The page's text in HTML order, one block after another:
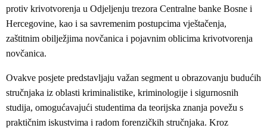
protiv krivotvorenja u Odjeljenju trezora Centralne banke Bosne i
Hercegovine, kao i sa savremenim postupcima vještačenja,
zaštitnim obilježjima novčanica i pojavnim oblicima krivotvorenja
novčanica.
Ovakve posjete predstavljaju važan segment u obrazovanju budućih
stručnjaka iz oblasti kriminalistike, kriminologije i sigurnosnih
studija, omogućavajući studentima da teorijska znanja povežu s
praktičnim iskustvima i radom forenzičkih stručnjaka. Kroz